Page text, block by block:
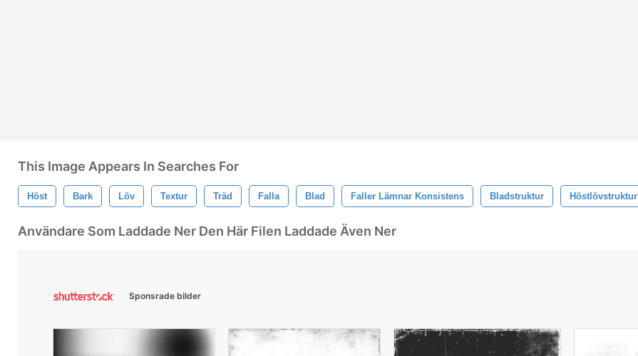
This Image Appears In Searches For
Höst Bark Löv Textur Träd Falla Blad Faller Lämnar Konsistens Bladstruktur Höstlövstruktur
Användare Som Laddade Ner Den Här Filen Laddade Även Ner
Sponsrade bilder